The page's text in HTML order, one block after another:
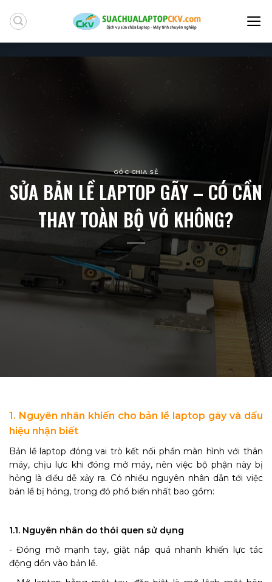
content
GÓC CHIA SẺ
SỬA BẢN LỀ LAPTOP GÃY – CÓ CẦN
THAY TOÀN BỘ VỎ KHÔNG?
1. Nguyên nhân khiến cho bản lề laptop gãy và dấu
hiệu nhận biết
Bản lề laptop đóng vai trò kết nối phần màn hình với thân
máy, chịu lực khi đóng mở máy, nên việc bộ phận này bị
hỏng là điều dễ xảy ra. Có nhiều nguyên nhân dẫn tới việc
bản lề bị hỏng, trong đó phổ biến nhất bao gồm:
1.1. Nguyên nhân do thói quen sử dụng
- Đóng mở mạnh tay, giật nắp quá nhanh khiến lực tác
động dồn vào bản lề.